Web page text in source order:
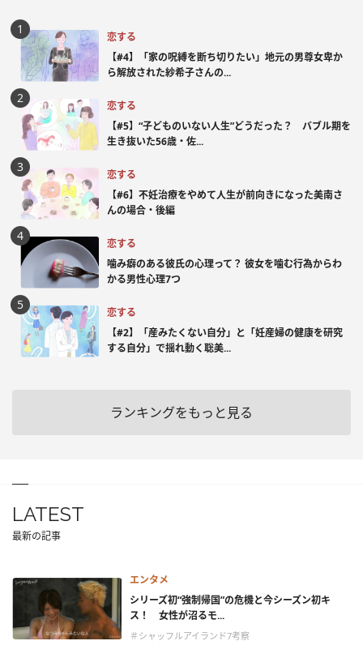
恋する
【#4】「家の呪縛を断ち切りたい」地元の男尊女卑か
ら解放された紗希子さんの...
恋する
【#5】“子どものいない人生”どうだった？ バブル期を
生き抜いた56歳・佐...
恋する
【#6】不妊治療をやめて人生が前向きになった美南さ
んの場合・後編
恋する
噛み癖のある彼氏の心理って？ 彼女を噛む行為からわ
かる男性心理7つ
恋する
【#2】「産みたくない自分」と「妊産婦の健康を研究
する自分」で揺れ動く聡美...
ランキングをもっと見る
LATEST
最新の記事
エンタメ
シリーズ初“強制帰国”の危機と今シーズン初キ
ス！ 女性が沼るモ...
＃シャッフルアイランド7考察